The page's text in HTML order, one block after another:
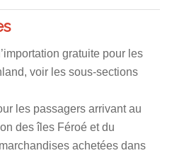
gratuite pour les
voir les sous-sections
les passagers arrivant au
des îles Féroé et du
achetées dans